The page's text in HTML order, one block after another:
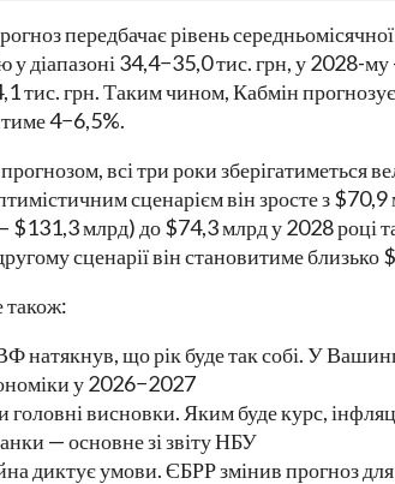
передбачає рівень
у діапазоні 34,4−35,0 тис. грн, у 2028-
тис. грн. Таким чином, Кабмін
4−6,5%.
прогнозом, всі три роки зберігатиметься
сценарієм він зросте з
$131,3 млрд) до $74,3 млрд у 2028 році
сценарії він становитиме близько
також:
натякнув, що рік буде так собі. У
у 2026−2027
головні висновки. Яким буде курс,
— основне зі звіту НБУ
диктує умови. ЄБРР змінив прогноз